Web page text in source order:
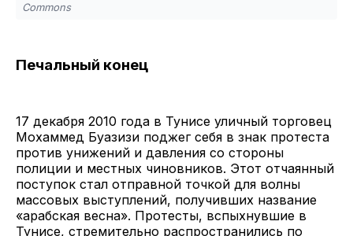
Commons
Печальный конец
17 декабря 2010 года в Тунисе уличный торговец
Мохаммед Буазизи поджег себя в знак протеста
против унижений и давления со стороны
полиции и местных чиновников. Этот отчаянный
поступок стал отправной точкой для волны
массовых выступлений, получивших название
«арабская весна». Протесты, вспыхнувшие в
Тунисе, стремительно распространились по